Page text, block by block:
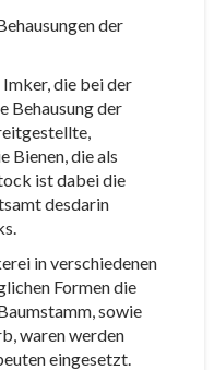
der
die bei der
Behausung der
Bienen, die als
ist dabei die
desdarin
in verschiedenen
Formen die
sowie
waren werden
eingesetzt.